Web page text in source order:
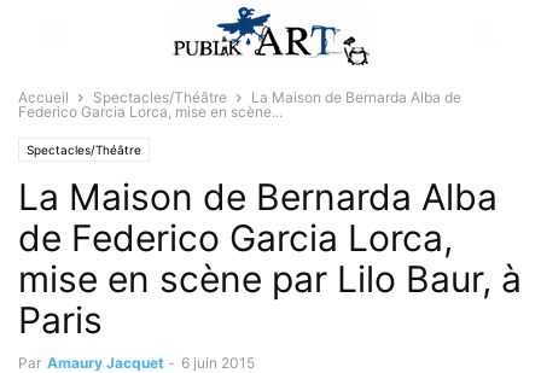
Accueil Spectacles/Théâtre
La Maison de Bernarda Alba de
Federico Garcia Lorca, mise en scène...
Spectacles/Théâtre
La Maison de Bernarda Alba
de Federico Garcia Lorca,
mise en scène par Lilo Baur, à
Paris
Par Amaury Jacquet - 6 juin 2015